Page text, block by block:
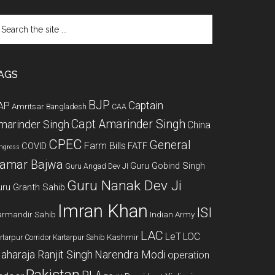
Amritsar Bangladesh BJP CAA Captain
SinghCapt Amarinder Singh China
COVID CPEC Farm Bills FATF General
Bajwa Guru Angad Dev JI Guru Gobind Singh
Granth Sahib Guru Nanak Dev Ji
Sahib Imran Khan Indian Army ISI
Corridor Kartarpur Sahib Kashmir LAC LeT LOC
Ranjit Singh Narendra Modi operation